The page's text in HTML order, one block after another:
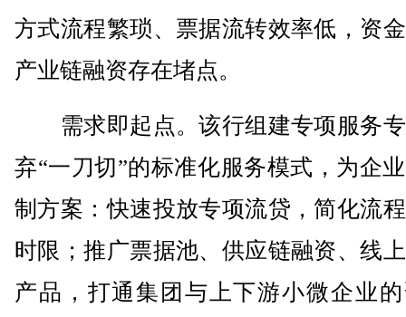
方式流程繁琐、票据流转效率低，资
产业链融资存在堵点。
需求即起点。该行组建专项服务
弃“一刀切”的标准化服务模式，为企
制方案：快速投放专项流贷，简化流
时限；推广票据池、供应链融资、线
产品，打通集团与上下游小微企业